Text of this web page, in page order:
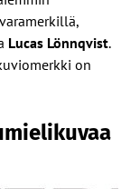
Lucas Lönnqvist.
on